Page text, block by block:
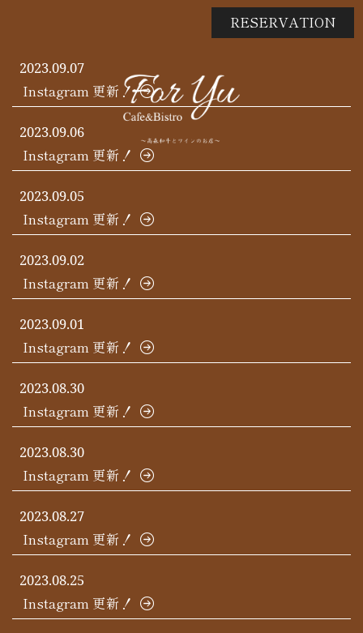
RESERVATION
2023.09.07
Instagram 更新！
2023.09.06
Instagram 更新！
2023.09.05
Instagram 更新！
2023.09.02
Instagram 更新！
2023.09.01
Instagram 更新！
2023.08.30
Instagram 更新！
2023.08.30
Instagram 更新！
2023.08.27
Instagram 更新！
2023.08.25
Instagram 更新！